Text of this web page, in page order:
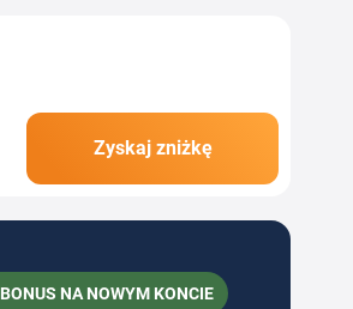
Zyskaj zniżkę
BONUS NA NOWYM KONCIE